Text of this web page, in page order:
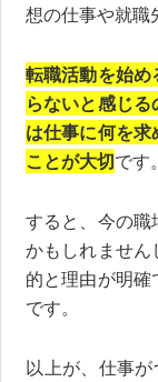
想の仕事や就職
転職活動を始め
らないと感じ
は仕事に何を
ことが大切です。
すると、今の職
かもしれません
的と理由が明
です。
以上が、仕事